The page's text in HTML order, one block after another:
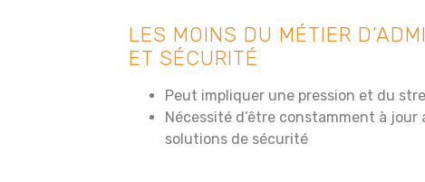
LES MOINS DU MÉTIER
ET SÉCURITÉ
Peut impliquer une pression et du
Nécessité d’être constamment à jour
solutions de sécurité